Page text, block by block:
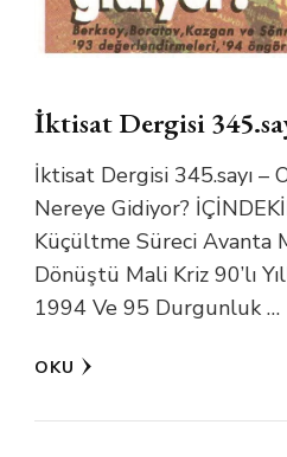
İktisat Dergisi
İktisat Dergisi 345.sayı –
Nereye Gidiyor?
Küçültme Süreci Avanta
Dönüştü Mali Kriz 90’lı
1994 Ve 95 Durgunluk …
OKU